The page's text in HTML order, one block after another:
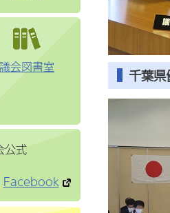
議会図書室
公式
Facebook
千葉